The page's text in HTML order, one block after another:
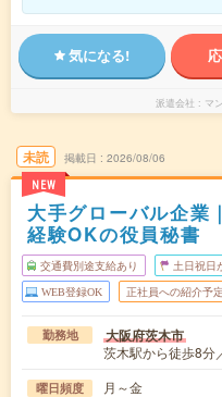
気になる!
派遣会社 マ
未読
NEW
掲載日 2026/08/06
大手グローバル企業
経験OKの役員秘書
交通費別途支給あり 土日祝日
WEB登録OK 正社員への紹介予
勤務地 大阪府茨木市
茨木駅から徒歩8分
曜日頻度 月～金